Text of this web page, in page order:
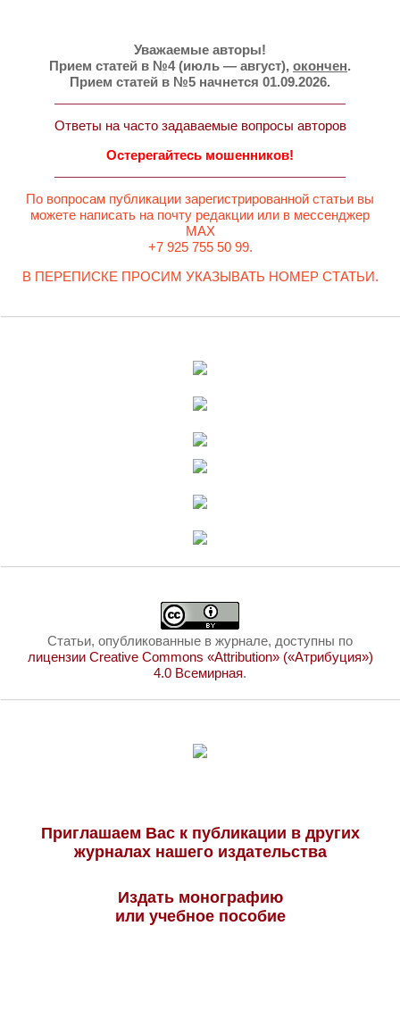
Уважаемые авторы!
Прием статей в №4 (июль — август), окончен.
Прием статей в №5 начнется 01.09.2026.
Ответы на часто задаваемые вопросы авторов
Остерегайтесь мошенников!
По вопросам публикации зарегистрированной статьи вы
можете написать на почту редакции или в мессенджер
MAX
+7 925 755 50 99.
В ПЕРЕПИСКЕ ПРОСИМ УКАЗЫВАТЬ НОМЕР СТАТЬИ.
Статьи, опубликованные в журнале, доступны по
лицензии Creative Commons «Attribution» («Атрибуция»)
4.0 Всемирная.
Приглашаем Вас к публикации в других
журналах нашего издательства
Издать монографию
или учебное пособие